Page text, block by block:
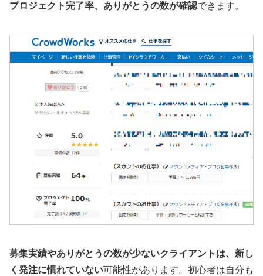
プロジェクト完了率、ありがとうの数が確認できます。
募集実績やありがとうの数が少ないクライアントは、新し
く発注に慣れていない可能性があります。初心者は自分も